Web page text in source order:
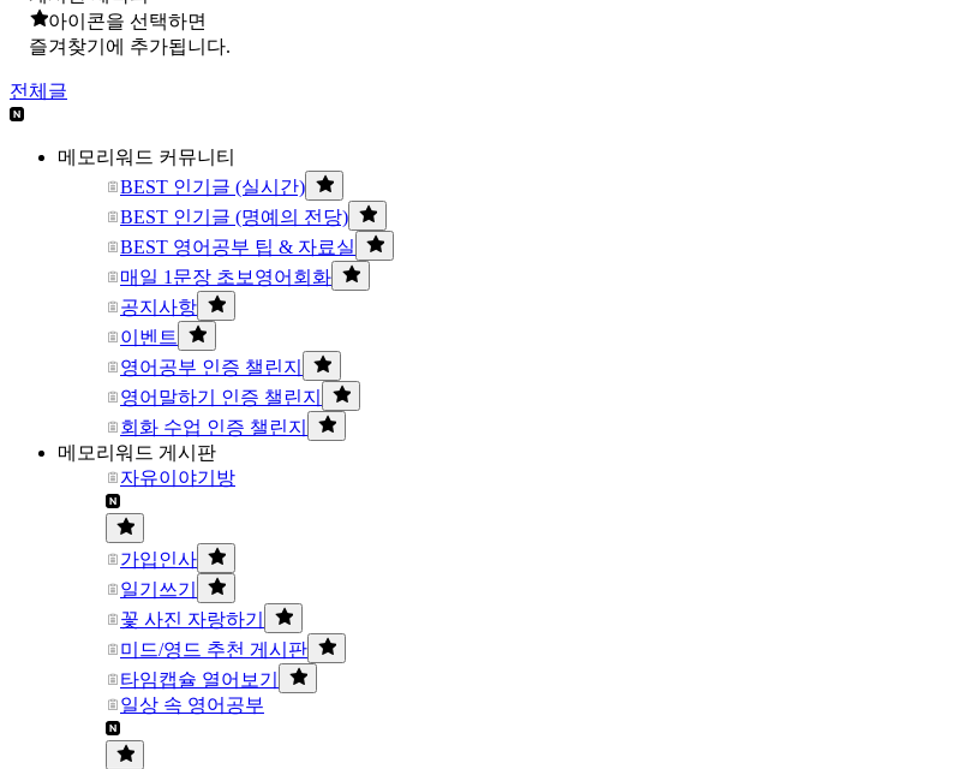
아이콘을 선택하면
즐겨찾기에 추가됩니다.
전체글
메모리워드 커뮤니티
BEST 인기글 (실시간)
BEST 인기글 (명예의 전당)
BEST 영어공부 팁 & 자료실
매일 1문장 초보영어회화
공지사항
이벤트
영어공부 인증 챌린지
영어말하기 인증 챌린지
회화 수업 인증 챌린지
메모리워드 게시판
자유이야기방
가입인사
일기쓰기
꽃 사진 자랑하기
미드/영드 추천 게시판
타임캡슐 열어보기
일상 속 영어공부